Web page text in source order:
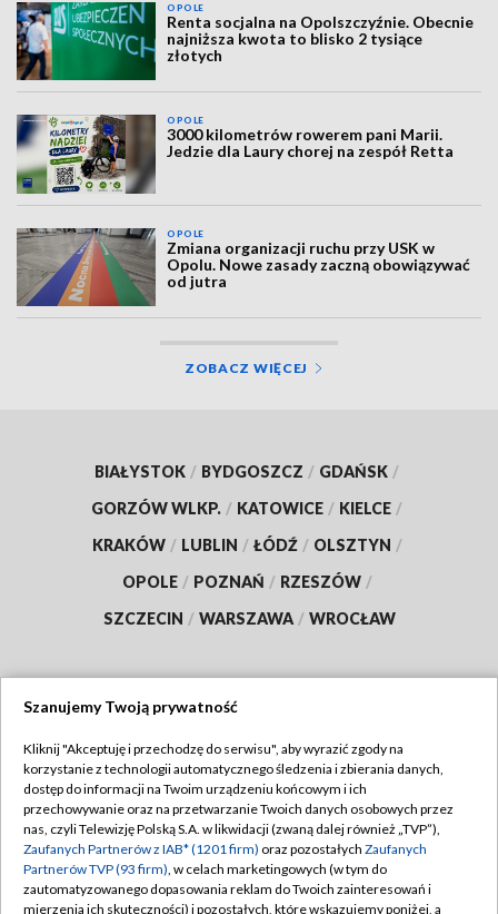
OPOLE
Renta socjalna na Opolszczyźnie. Obecnie
najniższa kwota to blisko 2 tysiące
złotych
OPOLE
3000 kilometrów rowerem pani Marii.
Jedzie dla Laury chorej na zespół Retta
OPOLE
Zmiana organizacji ruchu przy USK w
Opolu. Nowe zasady zaczną obowiązywać
od jutra
ZOBACZ WIĘCEJ
BIAŁYSTOK / BYDGOSZCZ / GDAŃSK /
GORZÓW WLKP. / KATOWICE / KIELCE /
KRAKÓW / LUBLIN / ŁÓDŹ / OLSZTYN /
OPOLE / POZNAŃ / RZESZÓW /
SZCZECIN / WARSZAWA / WROCŁAW
TVP
Abonament TVP
Emisja w TVP
Centrum informacji TVP
Regulamin TVP
Polityka prywatności
Moje zgody
Szanujemy Twoją prywatność
Kliknij "Akceptuję i przechodzę do serwisu", aby wyrazić zgody na
korzystanie z technologii automatycznego śledzenia i zbierania danych,
dostęp do informacji na Twoim urządzeniu końcowym i ich
przechowywanie oraz na przetwarzanie Twoich danych osobowych przez
nas, czyli Telewizję Polską S.A. w likwidacji (zwaną dalej również „TVP”),
Zaufanych Partnerów z IAB* (1201 firm) oraz pozostałych Zaufanych
Partnerów TVP (93 firm), w celach marketingowych (w tym do
zautomatyzowanego dopasowania reklam do Twoich zainteresowań i
mierzenia ich skuteczności) i pozostałych, które wskazujemy poniżej, a